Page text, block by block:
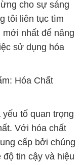
cho sự sáng
tôi liên tục tìm
mới nhất để nâng
sử dụng hóa
Hóa Chất
tố quan trọng
Với hóa chất
cấp bởi chúng
tin cậy và hiệu